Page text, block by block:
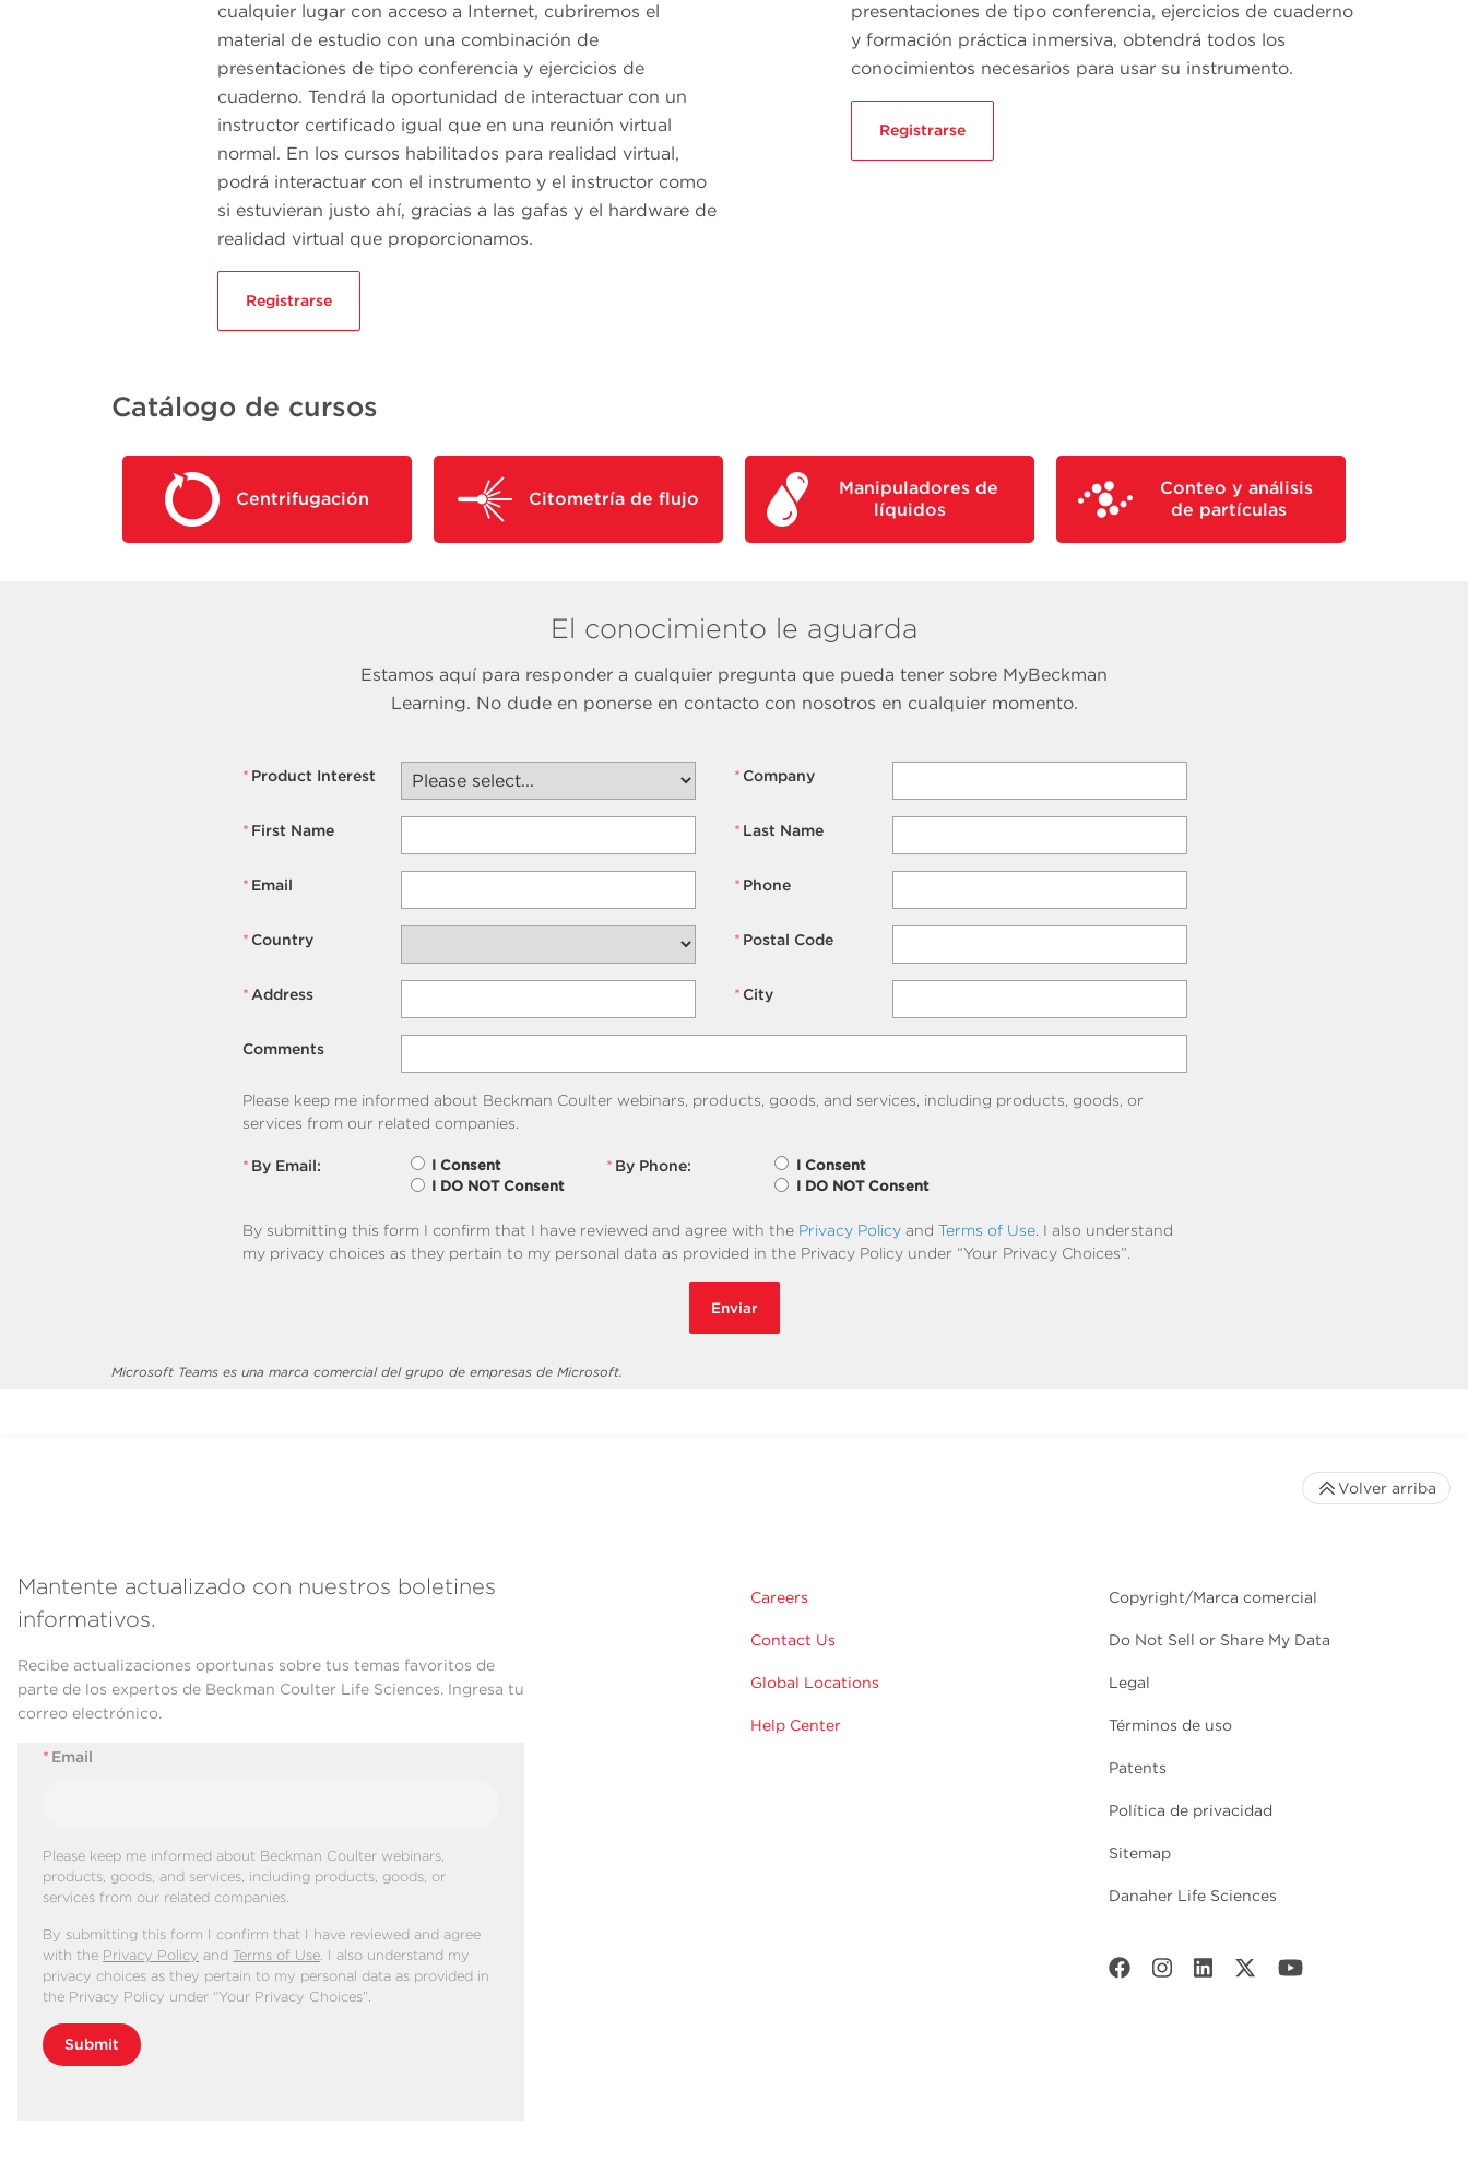
cualquier lugar con acceso a Internet, cubriremos el
material de estudio con una combinación de
presentaciones de tipo conferencia y ejercicios de
cuaderno. Tendrá la oportunidad de interactuar con un
instructor certificado igual que en una reunión virtual
normal. En los cursos habilitados para realidad virtual,
podrá interactuar con el instrumento y el instructor como
si estuvieran justo ahí, gracias a las gafas y el hardware de
realidad virtual que proporcionamos.
Registrarse
presentaciones de tipo conferencia, ejercicios de cuaderno
y formación práctica inmersiva, obtendrá todos los
conocimientos necesarios para usar su instrumento.
Registrarse
Catálogo de cursos
Centrifugación Citometría de flujo
Manipuladores de
líquidos
Conteo y análisis
de partículas
El conocimiento le aguarda
Estamos aquí para responder a cualquier pregunta que pueda tener sobre MyBeckman
Learning. No dude en ponerse en contacto con nosotros en cualquier momento.
* Product Interest * Company
* First Name * Last Name
* Email * Phone
* Country * Postal Code
* Address * City
Comments
Please keep me informed about Beckman Coulter webinars, products, goods, and services, including products, goods, or
services from our related companies.
* By Email:
I Consent
I DO NOT Consent
* By Phone:
I Consent
I DO NOT Consent
By submitting this form I confirm that I have reviewed and agree with the Privacy Policy and Terms of Use. I also understand
my privacy choices as they pertain to my personal data as provided in the Privacy Policy under “Your Privacy Choices”.
Enviar
Microsoft Teams es una marca comercial del grupo de empresas de Microsoft.
Mantente actualizado con nuestros boletines
informativos.
Recibe actualizaciones oportunas sobre tus temas favoritos de
parte de los expertos de Beckman Coulter Life Sciences. Ingresa tu
correo electrónico.
* Email
Please keep me informed about Beckman Coulter webinars,
products, goods, and services, including products, goods, or
services from our related companies.
By submitting this form I confirm that I have reviewed and agree
with the Privacy Policy and Terms of Use. I also understand my
privacy choices as they pertain to my personal data as provided in
the Privacy Policy under “Your Privacy Choices”.
Submit
Careers
Contact Us
Global Locations
Help Center
Copyright/Marca comercial
Do Not Sell or Share My Data
Legal
Términos de uso
Patents
Política de privacidad
Sitemap
Danaher Life Sciences
Volver arriba